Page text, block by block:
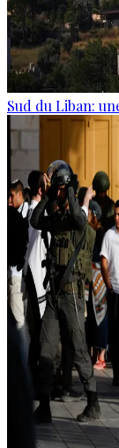
Sud du Liban: